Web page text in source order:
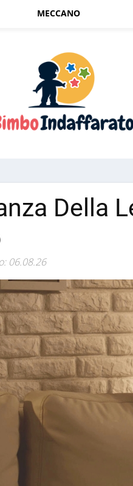
MECCANO
Della
06.08.26